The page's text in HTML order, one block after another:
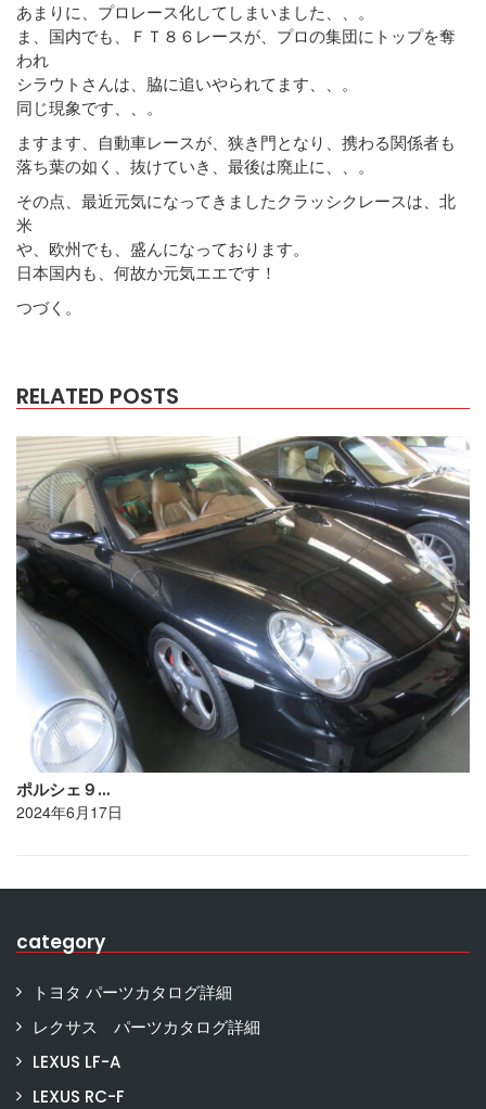
あまりに、プロレース化してしまいました、、。
ま、国内でも、ＦＴ８６レースが、プロの集団にトップを奪
われ
シラウトさんは、脇に追いやられてます、、。
同じ現象です、、。
ますます、自動車レースが、狭き門となり、携わる関係者も
落ち葉の如く、抜けていき、最後は廃止に、、。
その点、最近元気になってきましたクラッシクレースは、北
米
や、欧州でも、盛んになっております。
日本国内も、何故か元気エエです！
つづく。
RELATED POSTS
ポルシェ９…
2024年6月17日
category
トヨタ パーツカタログ詳細
レクサス パーツカタログ詳細
LEXUS LF-A
LEXUS RC-F